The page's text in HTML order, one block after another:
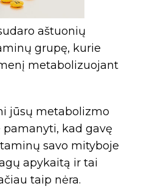
aštuonių
grupę, kurie
metabolizuojant
jūsų metabolizmo
kad gavę
savo mityboje
apykaitą ir tai
taip nėra.